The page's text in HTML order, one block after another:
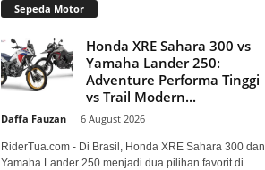
Sepeda Motor
Honda XRE Sahara 300 vs
Yamaha Lander 250:
Adventure Performa Tinggi
vs Trail Modern...
Daffa Fauzan 6 August 2026
RiderTua.com - Di Brasil, Honda XRE Sahara 300 dan
Yamaha Lander 250 menjadi dua pilihan favorit di